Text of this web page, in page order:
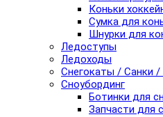
Коньки
Сумка для
Шнурки для
Ледоступы
Ледоходы
Снегокаты / Санки /
Сноубординг
Ботинки для
Запчасти для